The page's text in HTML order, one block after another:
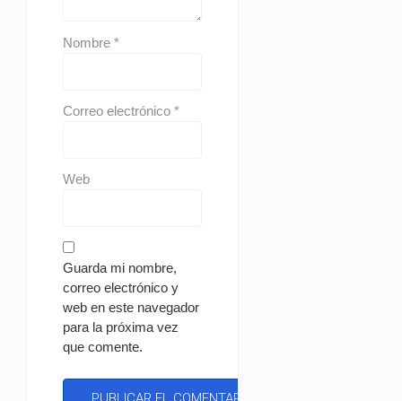
Nombre*
Correo electrónico*
Web
Guarda mi nombre,
correo electrónico y
web en este navegador
para la próxima vez
que comente.